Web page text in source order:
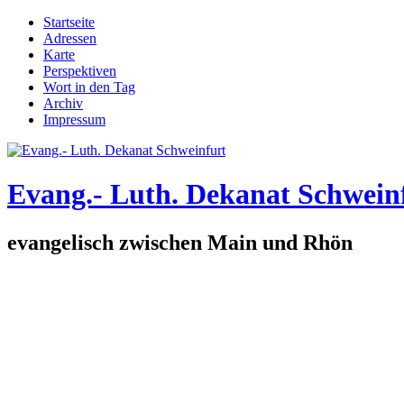
Direkt zum Inhalt
Hauptmenü
Startseite
Adressen
Karte
Perspektiven
Wort in den Tag
Archiv
Impressum
Evang.- Luth. Dekanat
evangelisch zwischen Main und Rhön